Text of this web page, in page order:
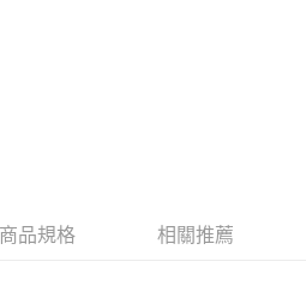
商品規格 相關推薦